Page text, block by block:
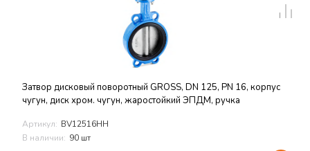
Затвор дисковый поворотный GROSS, DN 125, PN 16, корпус
чугун, диск хром. чугун, жаростойкий ЭПДМ, ручка
Артикул: BV12516HH
В наличии: 90 шт